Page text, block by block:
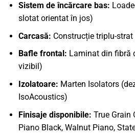
Sistem de încărcare bas:
slotat orientat în jos)
Carcasă: Construcție triplu-strat
Bafle frontal: Laminat din fibră
vizibil)
Izolatoare: Marten Isolators
IsoAcoustics)
Finisaje disponibile: True Grain
Piano Black, Walnut Piano,